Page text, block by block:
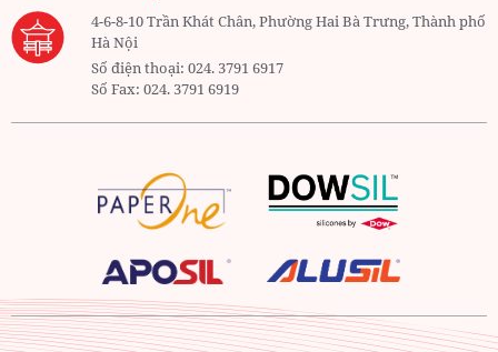
4-6-8-10 Trần Khát Chân, Phường Hai Bà Trưng, Thành phố
Hà Nội
Số điện thoại:024. 3791 6917
Số Fax:024. 3791 6919